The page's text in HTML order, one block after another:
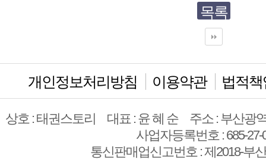
목록
개인정보처리방침 이용약관 법적
상호 : 태권스토리 대표 : 윤 혜 순
주소 : 부산광
사업자등록번호 : 685-27-
통신판매업신고번호 : 제2018-부